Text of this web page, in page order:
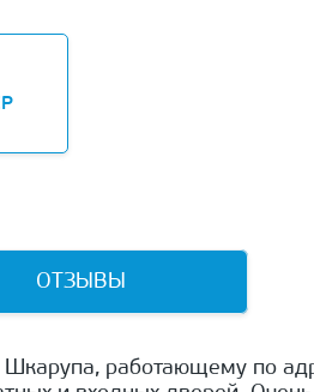
ОТЗЫВЫ
работающему по